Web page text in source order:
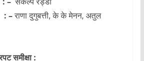
–राणा दुगुबत्ती, के के मेनन, अतुल
समीक्षा :